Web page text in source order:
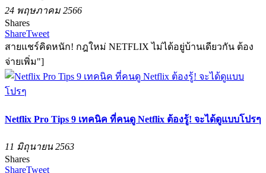
24 พฤษภาคม 2566
Shares
ShareTweet
สายแชร์คิดหนัก! กฎใหม่ NETFLIX ไม่ได้อยู่บ้านเดียวกัน ต้อง
จ่ายเพิ่ม"]
Netflix Pro Tips 9 เทคนิค ที่คนดู Netflix ต้องรู้! จะได้ดูแบบโปรๆ
11 มิถุนายน 2563
Shares
ShareTweet